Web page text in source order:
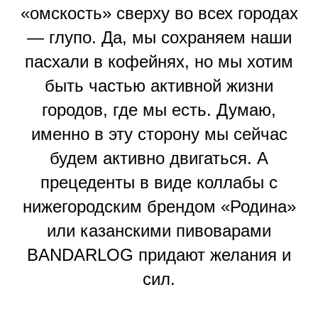
«омскость» сверху во всех городах
— глупо. Да, мы сохраняем наши
пасхали в кофейнях, но мы хотим
быть частью активной жизни
городов, где мы есть. Думаю,
именно в эту сторону мы сейчас
будем активно двигаться. А
прецеденты в виде коллабы с
нижегородским брендом «Родина»
или казанскими пивоварами
BANDARLOG придают желания и
сил.